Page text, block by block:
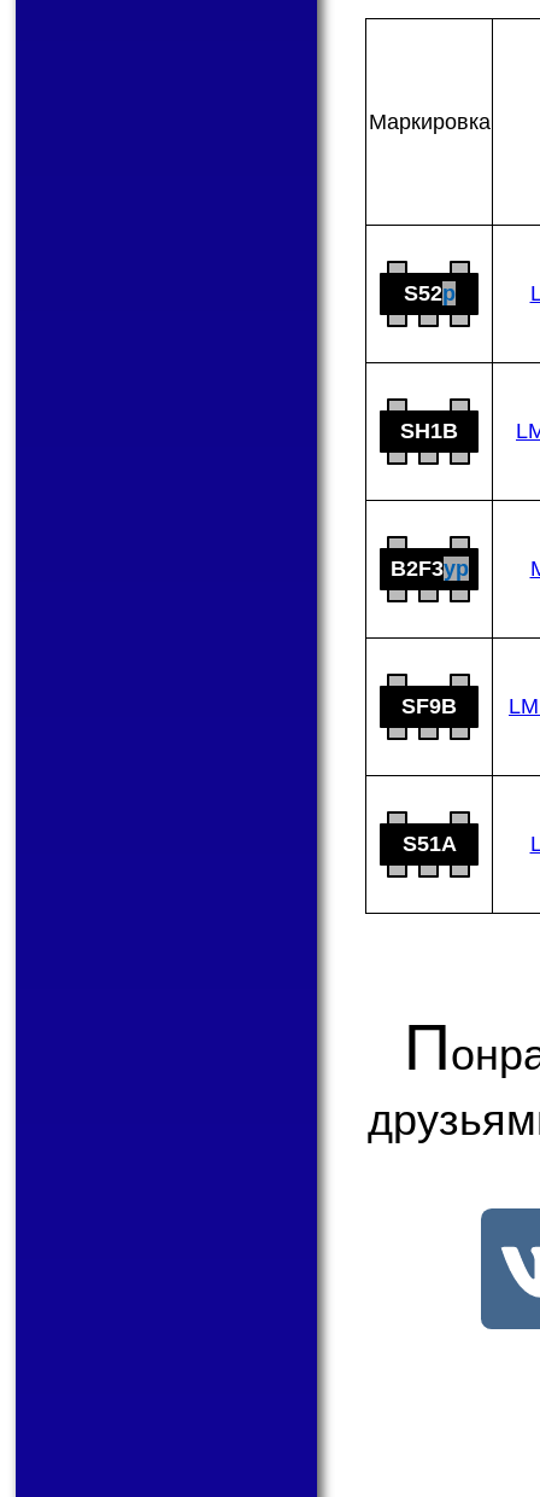
Мар­ки­ров­ка
S52p
SH1B
B2F3yp
SF9B
S51A
П